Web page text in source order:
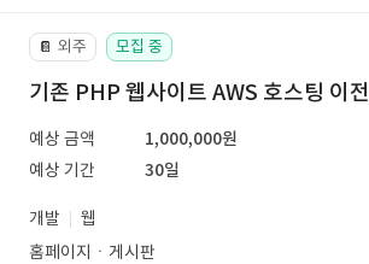
📔 외주 모집 중
기존 PHP 웹사이트 AWS 호스팅 이전
예상 금액
1,000,000원
예상 기간
30일
개발
웹
홈페이지ㆍ게시판